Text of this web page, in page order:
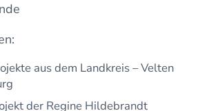
aus dem Landkreis – Velten
der Regine Hildebrandt